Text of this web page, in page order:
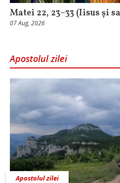
Matei 22, 23–33 (Iisus și
07 Aug, 2026
Apostolul zilei
Apostolul zilei